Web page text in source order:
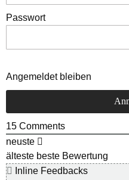
Passwort
Angemeldet bleiben
15 Comments
neuste
älteste beste Bewertung
Inline Feedbacks